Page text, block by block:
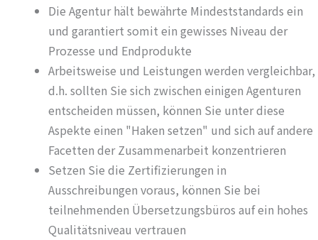
Die Agentur hält bewährte Mindeststandards ein
und garantiert somit ein gewisses Niveau der
Prozesse und Endprodukte
Arbeitsweise und Leistungen werden vergleichbar,
d.h. sollten Sie sich zwischen einigen Agenturen
entscheiden müssen, können Sie unter diese
Aspekte einen "Haken setzen" und sich auf andere
Facetten der Zusammenarbeit konzentrieren
Setzen Sie die Zertifizierungen in
Ausschreibungen voraus, können Sie bei
teilnehmenden Übersetzungsbüros auf ein hohes
Qualitätsniveau vertrauen